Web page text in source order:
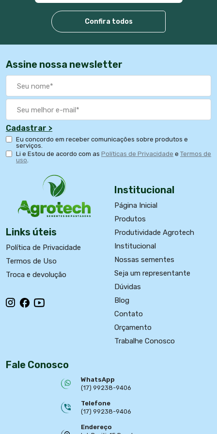
Confira todos
Links úteis
Política de Privacidade
Termos de Uso
Troca e devolução
Institucional
Página Inicial
Produtos
Produtividade Agrotech
Institucional
Nossas sementes
Seja um representante
Dúvidas
Blog
Contato
Orçamento
Trabalhe Conosco
Fale Conosco
WhatsApp
(17) 99238-9406
Telefone
(17) 99238-9406
Endereço
Assine nossa newsletter
Cadastrar >
Eu concordo em receber comunicações sobre produtos e
serviços.
Li e Estou de acordo com as Políticas de Privacidade e Termos de
uso.